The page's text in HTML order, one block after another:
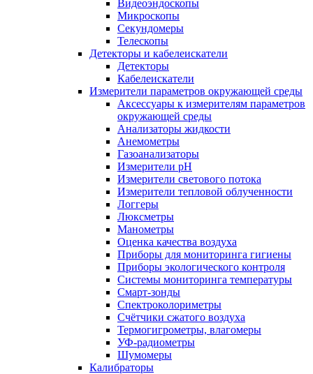
Видеоэндоскопы
Микроскопы
Секундомеры
Телескопы
Детекторы и кабелеискатели
Детекторы
Кабелеискатели
Измерители параметров окружающей среды
Аксессуары к измерителям параметров
окружающей среды
Анализаторы жидкости
Анемометры
Газоанализаторы
Измерители pH
Измерители светового потока
Измерители тепловой облученности
Логгеры
Люксметры
Манометры
Оценка качества воздуха
Приборы для мониторинга гигиены
Приборы экологического контроля
Системы мониторинга температуры
Смарт-зонды
Спектроколориметры
Счётчики сжатого воздуха
Термогигрометры, влагомеры
УФ-радиометры
Шумомеры
Калибраторы